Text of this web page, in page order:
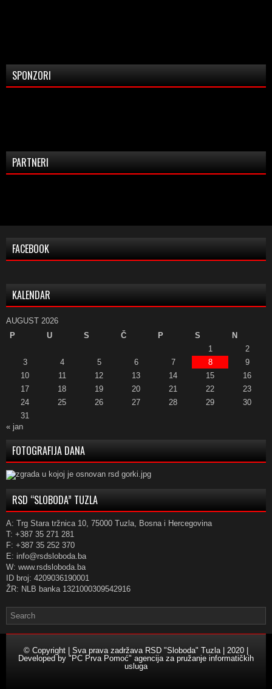
SPONZORI
PARTNERI
FACEBOOK
KALENDAR
AUGUST 2026
P
U S Č P S
N
1
2
3
4 5 6 7 8
9
10
11 12 13 14 15
16
17
18 19 20 21 22
23
24
25 26 27 28 29
30
31
« jan
FOTOGRAFIJA DANA
RSD “SLOBODA” TUZLA
A: Trg Stara tržnica 10, 75000 Tuzla, Bosna i Hercegovina
T: +387 35 271 281
F: +387 35 252 370
E: info@rsdsloboda.ba
W: www.rsdsloboda.ba
ID broj: 4209036190001
ŽR: NLB banka 1321000309542916
© Copyright | Sva prava zadržava RSD "Sloboda" Tuzla | 2020 |
Developed by "PC Prva Pomoć" agencija za pružanje informatičkih
usluga